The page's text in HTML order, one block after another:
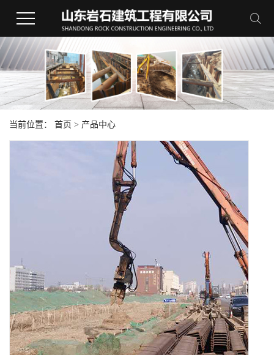
当前位置： 首页 > 产品中心